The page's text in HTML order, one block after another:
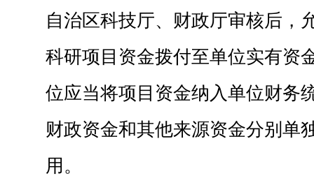
自治区科技厅、财政厅审核后，
科研项目资金拨付至单位实有资
位应当将项目资金纳入单位财务
财政资金和其他来源资金分别单
用。